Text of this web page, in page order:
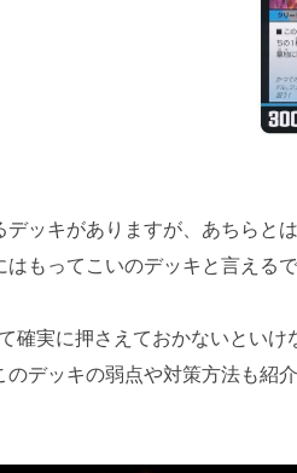
ッキがありますが、あちらと
もってこいのデッキと言えるで
確実に押さえておかないとい
デッキの弱点や対策方法も紹